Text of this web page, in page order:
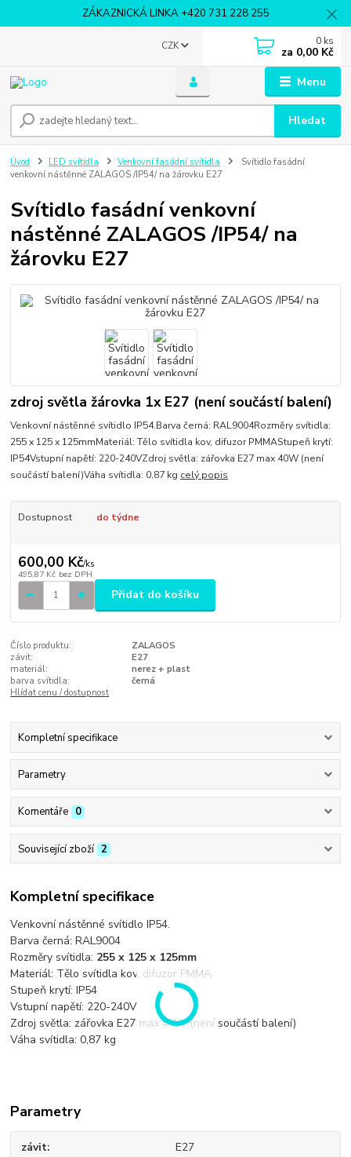
ZÁKAZNICKÁ LINKA +420 731 228 255
Menu
CZK
Hledat
0 ks
za 0,00 Kč
Úvod LED svítidla Venkovní fasádní svítidla
Svítidlo fasádní
venkovní nástěnné ZALAGOS /IP54/ na žárovku E27
Svítidlo fasádní venkovní
nástěnné ZALAGOS /IP54/ na
žárovku E27
zdroj světla žárovka 1x E27 (není součástí balení)
Venkovní nástěnné svítidlo IP54.Barva černá: RAL9004Rozměry svítidla:
255 x 125 x 125mmMateriál: Tělo svítidla kov, difuzor PMMAStupeň krytí:
IP54Vstupní napětí: 220-240VZdroj světla: zářovka E27 max 40W (není
součástí balení)Váha svítidla: 0,87 kg celý popis
Dostupnost do týdne
600,00 Kč/ks
495,87 Kč bez DPH
Přidat do košíku
Číslo produktu:
ZALAGOS
závit:
E27
materiál:
nerez + plast
barva svítidla:
černá
Hlídat cenu / dostupnost
Kompletní specifikace
Parametry
Komentáře 0
Související zboží 2
Kompletní specifikace
Venkovní nástěnné svítidlo IP54.
Barva černá: RAL9004
Rozměry svítidla: 255 x 125 x 125mm
Materiál: Tělo svítidla kov, difuzor PMMA
Stupeň krytí: IP54
Vstupní napětí: 220-240V
Zdroj světla: zářovka E27 max 40W (není součástí balení)
Váha svítidla: 0,87 kg
Parametry
závit E27